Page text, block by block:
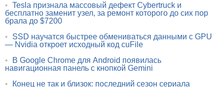
• Tesla признала массовый дефект Cybertruck и
бесплатно заменит узел, за ремонт которого до сих пор
брала до $7200
•
SSD научатся быстрее обмениваться данными с GPU
— Nvidia откроет исходный код cuFile
•
В Google Chrome для Android появилась
навигационная панель с кнопкой Gemini
•
Конец не так и близок: последний сезон сериала